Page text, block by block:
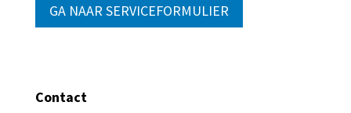
GA NAAR SERVICEFORMULIER
Contact